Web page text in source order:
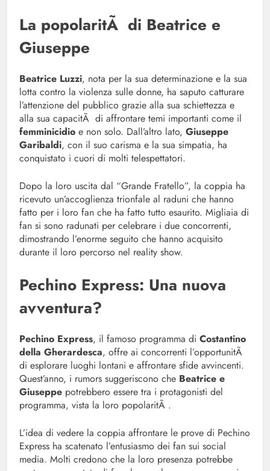
La popolaritÃ di Beatrice e
Giuseppe
Beatrice Luzzi, nota per la sua determinazione e la sua
lotta contro la violenza sulle donne, ha saputo catturare
l’attenzione del pubblico grazie alla sua schiettezza e
alla sua capacitÃ di affrontare temi importanti come il
femminicidio e non solo. Dall’altro lato, Giuseppe
Garibaldi, con il suo carisma e la sua simpatia, ha
conquistato i cuori di molti telespettatori.
Dopo la loro uscita dal “Grande Fratello”, la coppia ha
ricevuto un’accoglienza trionfale al raduni che hanno
fatto per i loro fan che ha fatto tutto esaurito. Migliaia di
fan si sono radunati per celebrare i due concorrenti,
dimostrando l’enorme seguito che hanno acquisito
durante il loro percorso nel reality show.
Pechino Express: Una nuova
avventura?
Pechino Express, il famoso programma di Costantino
della Gherardesca, offre ai concorrenti l’opportunitÃ
di esplorare luoghi lontani e affrontare sfide avvincenti.
Quest’anno, i rumors suggeriscono che Beatrice e
Giuseppe potrebbero essere tra i protagonisti del
programma, vista la loro popolaritÃ .
L’idea di vedere la coppia affrontare le prove di Pechino
Express ha scatenato l’entusiasmo dei fan sui social
media. Molti credono che la loro presenza potrebbe